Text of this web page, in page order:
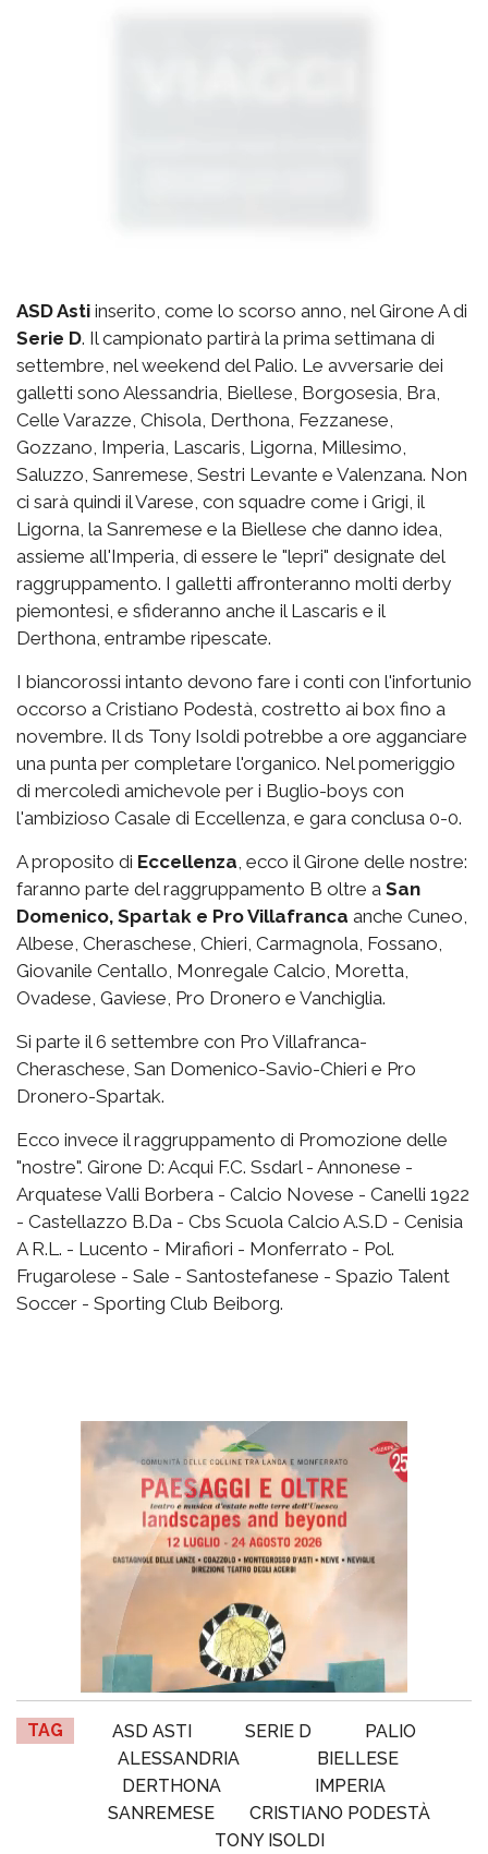
ASD Asti inserito, come lo scorso anno, nel Girone A di
Serie D. Il campionato partirà la prima settimana di
settembre, nel weekend del Palio. Le avversarie dei
galletti sono Alessandria, Biellese, Borgosesia, Bra,
Celle Varazze, Chisola, Derthona, Fezzanese,
Gozzano, Imperia, Lascaris, Ligorna, Millesimo,
Saluzzo, Sanremese, Sestri Levante e Valenzana. Non
ci sarà quindi il Varese, con squadre come i Grigi, il
Ligorna, la Sanremese e la Biellese che danno idea,
assieme all'Imperia, di essere le "lepri" designate del
raggruppamento. I galletti affronteranno molti derby
piemontesi, e sfideranno anche il Lascaris e il
Derthona, entrambe ripescate.
I biancorossi intanto devono fare i conti con l'infortunio
occorso a Cristiano Podestà, costretto ai box fino a
novembre. Il ds Tony Isoldi potrebbe a ore agganciare
una punta per completare l'organico. Nel pomeriggio
di mercoledì amichevole per i Buglio-boys con
l'ambizioso Casale di Eccellenza, e gara conclusa 0-0.
A proposito di Eccellenza, ecco il Girone delle nostre:
faranno parte del raggruppamento B oltre a San
Domenico, Spartak e Pro Villafranca anche Cuneo,
Albese, Cheraschese, Chieri, Carmagnola, Fossano,
Giovanile Centallo, Monregale Calcio, Moretta,
Ovadese, Gaviese, Pro Dronero e Vanchiglia.
Si parte il 6 settembre con Pro Villafranca-
Cheraschese, San Domenico-Savio-Chieri e Pro
Dronero-Spartak.
Ecco invece il raggruppamento di Promozione delle
"nostre". Girone D: Acqui F.C. Ssdarl - Annonese -
Arquatese Valli Borbera - Calcio Novese - Canelli 1922
- Castellazzo B.Da - Cbs Scuola Calcio A.S.D - Cenisia
A R.L. - Lucento - Mirafiori - Monferrato - Pol.
Frugarolese - Sale - Santostefanese - Spazio Talent
Soccer - Sporting Club Beiborg.
TAG ASD ASTI SERIE D
PALIO
ALESSANDRIA
BIELLESE
DERTHONA
IMPERIA
SANREMESE
CRISTIANO PODESTÀ
TONY ISOLDI